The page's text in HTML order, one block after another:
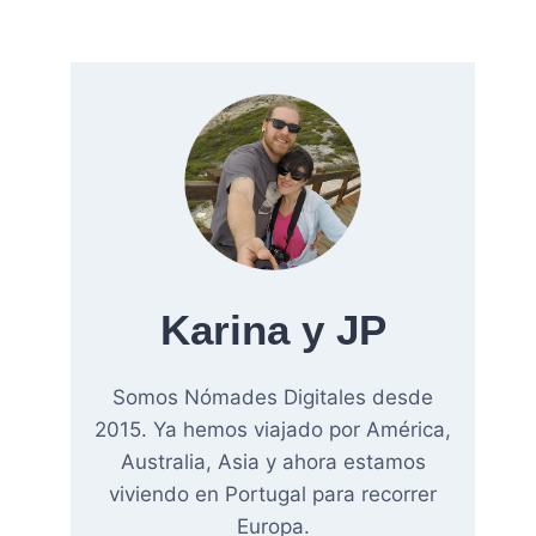
Karina y JP
Somos Nómades Digitales desde
2015. Ya hemos viajado por América,
Australia, Asia y ahora estamos
viviendo en Portugal para recorrer
Europa.